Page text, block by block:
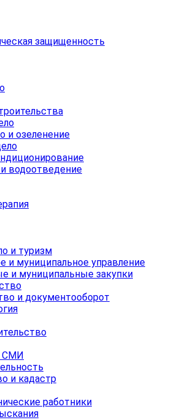
защищенность
и озеленение
водоотведение
и туризм
и муниципальное управление
и муниципальные закупки
и документооборот
СМИ
и кадастр
работники